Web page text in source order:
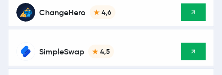
ChangeHero 4,6
SimpleSwap 4,5